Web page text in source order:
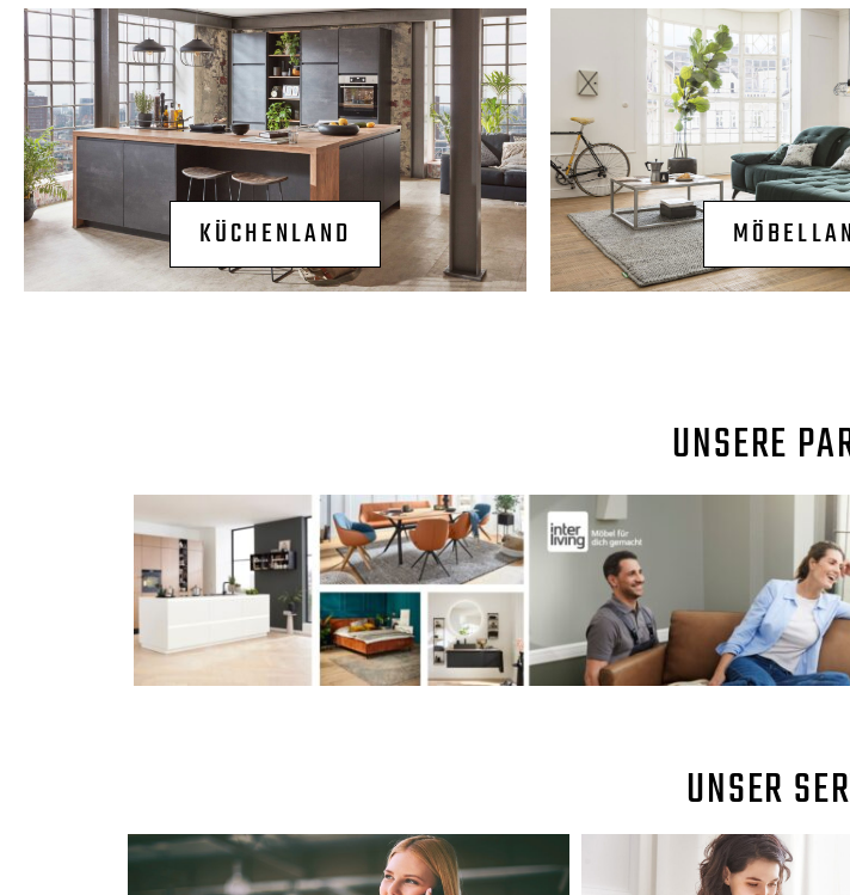
KÜCHENLAND
UNSERE
UNSER